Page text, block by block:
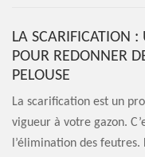
LA SCARIFICATION :
POUR REDONNER
PELOUSE
La scarification est un
vigueur à votre gazon.
l’élimination des